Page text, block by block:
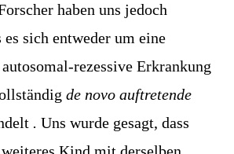
haben uns jedoch
sich entweder um eine
rezessive Erkrankung
de novo auftretende
. Uns wurde gesagt, dass